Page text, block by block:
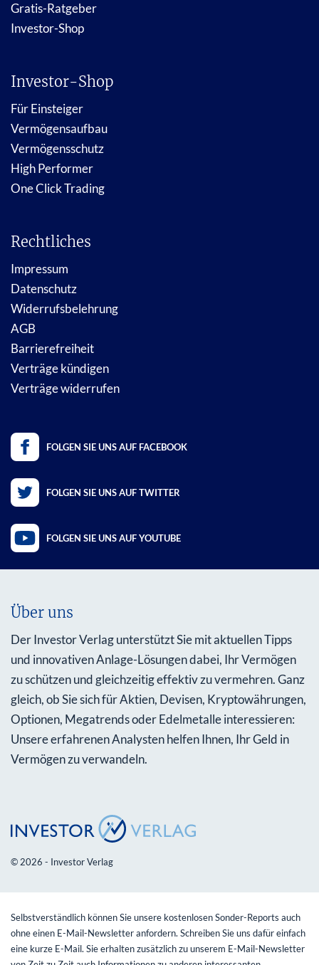
Gratis-Ratgeber
Investor-Shop
Investor-Shop
Für Einsteiger
Vermögensaufbau
Vermögensschutz
High Performer
One Click Trading
Rechtliches
Impressum
Datenschutz
Widerrufsbelehrung
AGB
Barrierefreiheit
Verträge kündigen
Verträge widerrufen
FOLGEN SIE UNS AUF FACEBOOK
FOLGEN SIE UNS AUF TWITTER
FOLGEN SIE UNS AUF YOUTUBE
Über uns
Der Investor Verlag unterstützt Sie mit aktuellen Tipps
und innovativen Anlage-Lösungen dabei, Ihr Vermögen
zu schützen und gleichzeitig effektiv zu vermehren. Ganz
gleich, ob Sie sich für Aktien, Devisen, Kryptowährungen,
Optionen, Megatrends oder Edelmetalle interessieren:
Unsere erfahrenen Analysten helfen Ihnen, Ihr Geld in
Vermögen zu verwandeln.
© 2026 - Investor Verlag
Selbstverständlich können Sie unsere kostenlosen Sonder-Reports auch
ohne einen E-Mail-Newsletter anfordern. Schreiben Sie uns dafür einfach
eine kurze E-Mail. Sie erhalten zusätzlich zu unserem E-Mail-Newsletter